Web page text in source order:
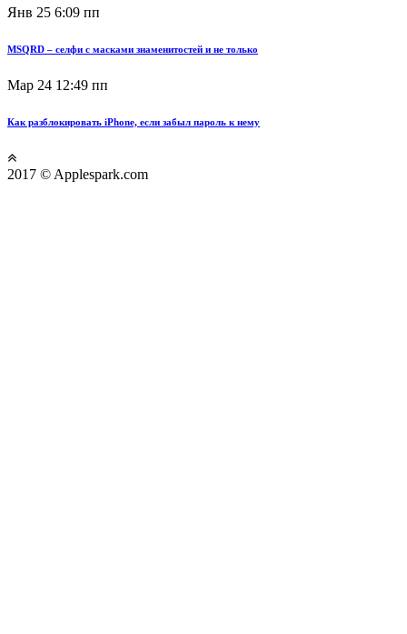
Янв 25 6:09 пп
MSQRD – селфи с масками знаменитостей и не только
Мар 24 12:49 пп
Как разблокировать iPhone, если забыл пароль к нему
2017 © Applespark.com